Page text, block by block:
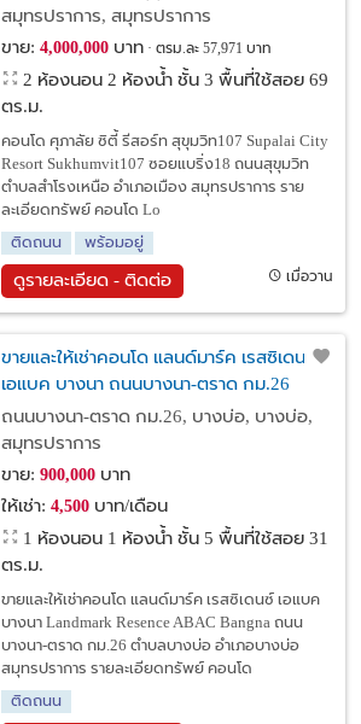
สมุทรปราการ, สมุทรปราการ
ขาย: 4,000,000บาท ตรม.ละ 57,971 บาท
2 ห้องนอน 2 ห้องน้ำ ชั้น 3 พื้นที่ใช้สอย 69
ตร.ม.
คอนโด ศุภาลัย ซิตี้ รีสอร์ท สุขุมวิท107 Supalai City
Resort Sukhumvit107 ซอยแบริ่ง18 ถนนสุขุมวิท
ตำบลสำโรงเหนือ อำเภอเมือง สมุทรปราการ ราย
ละเอียดทรัพย์ คอนโด Lo
ติดถนน
พร้อมอยู่
ดูรายละเอียด - ติดต่อ เมื่อวาน
ขายและให้เช่าคอนโด แลนด์มาร์ค เรสซิเดนซ์
เอแบค บางนา ถนนบางนา-ตราด กม.26
ถนนบางนา-ตราด กม.26, บางบ่อ, บางบ่อ,
สมุทรปราการ
ขาย: 900,000บาท
ให้เช่า: 4,500บาท/เดือน
1 ห้องนอน 1 ห้องน้ำ ชั้น 5 พื้นที่ใช้สอย 31
ตร.ม.
ขายและให้เช่าคอนโด แลนด์มาร์ค เรสซิเดนซ์ เอแบค
บางนา Landmark Resence ABAC Bangna ถนน
บางนา-ตราด กม.26 ตำบลบางบ่อ อำเภอบางบ่อ
สมุทรปราการ รายละเอียดทรัพย์ คอนโด
ติดถนน